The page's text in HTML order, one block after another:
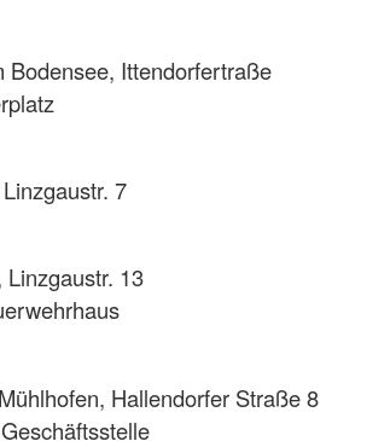
Bodensee, Ittendorfertraße
7
13
Hallendorfer Straße 8